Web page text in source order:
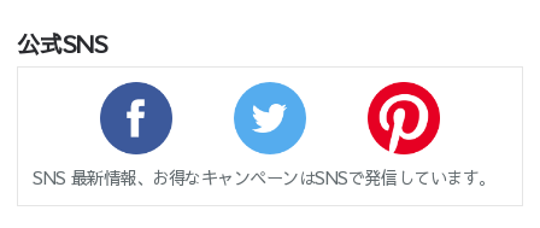
公式SNS
SNS 最新情報、お得なキャンペーンはSNSで発信しています。